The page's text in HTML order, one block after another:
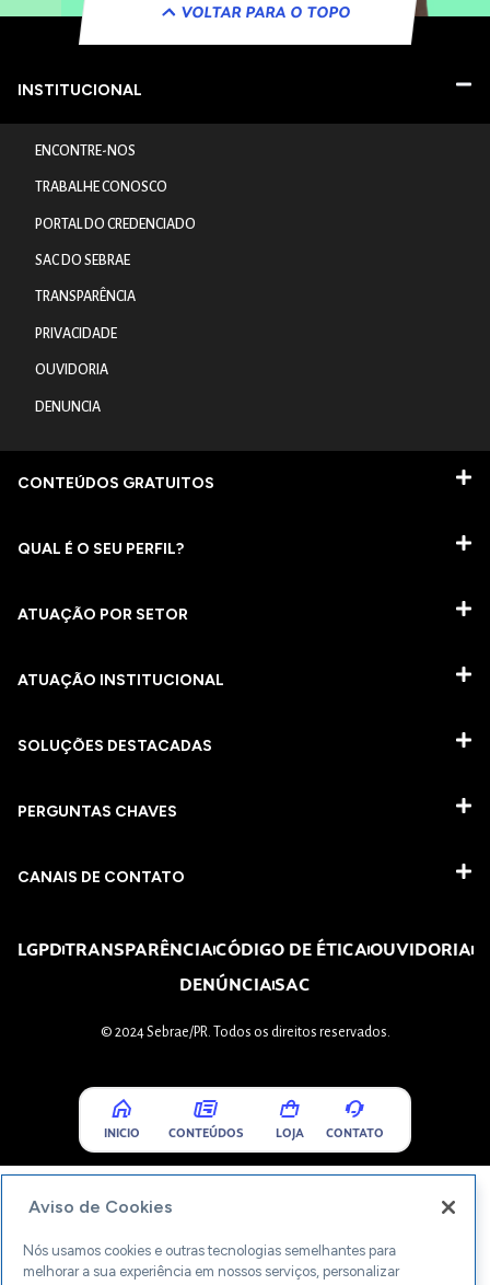
VOLTAR PARA O TOPO
INSTITUCIONAL
ENCONTRE-NOS
TRABALHE CONOSCO
PORTAL DO CREDENCIADO
SAC DO SEBRAE
TRANSPARÊNCIA
PRIVACIDADE
OUVIDORIA
DENUNCIA
CONTEÚDOS GRATUITOS
QUAL É O SEU PERFIL?
ATUAÇÃO POR SETOR
ATUAÇÃO INSTITUCIONAL
SOLUÇÕES DESTACADAS
PERGUNTAS CHAVES​
CANAIS DE CONTATO
LGPDTRANSPARÊNCIACÓDIGO DE ÉTICAOUVIDORIA
DENÚNCIASAC
© 2024 Sebrae/PR. Todos os direitos reservados.
INICIO CONTEÚDOS LOJA CONTATO
Aviso de Cookies
Nós usamos cookies e outras tecnologias semelhantes para
melhorar a sua experiência em nossos serviços, personalizar